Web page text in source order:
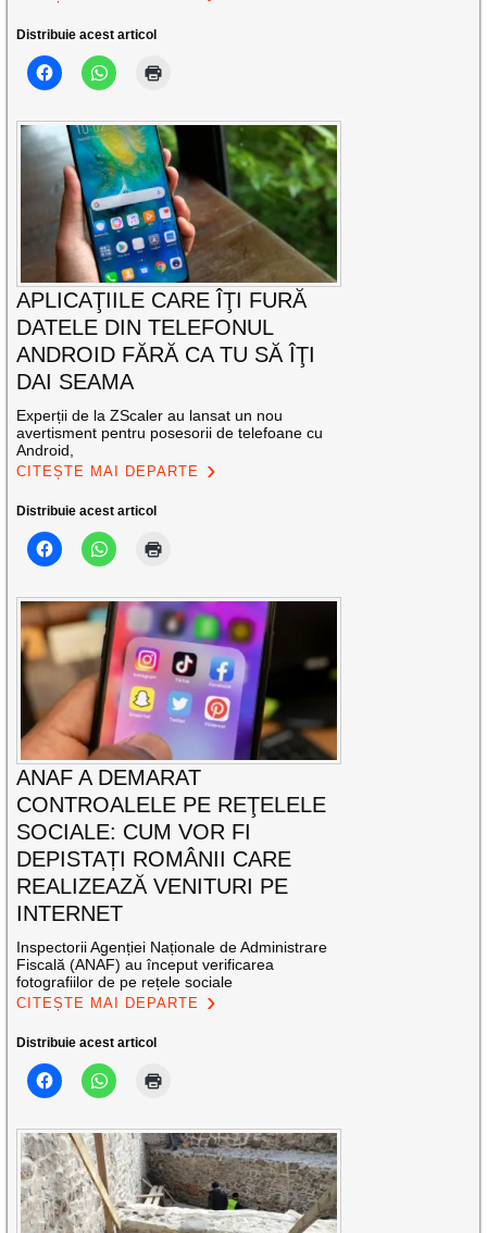
Distribuie acest articol
APLICAŢIILE CARE ÎŢI FURĂ
DATELE DIN TELEFONUL
ANDROID FĂRĂ CA TU SĂ ÎŢI
DAI SEAMA
Experții de la ZScaler au lansat un nou
avertisment pentru posesorii de telefoane cu
Android,
CITEȘTE MAI DEPARTE
Distribuie acest articol
ANAF A DEMARAT
CONTROALELE PE REŢELELE
SOCIALE: CUM VOR FI
DEPISTAȚI ROMÂNII CARE
REALIZEAZĂ VENITURI PE
INTERNET
Inspectorii Agenției Naționale de Administrare
Fiscală (ANAF) au început verificarea
fotografiilor de pe rețele sociale
CITEȘTE MAI DEPARTE
Distribuie acest articol